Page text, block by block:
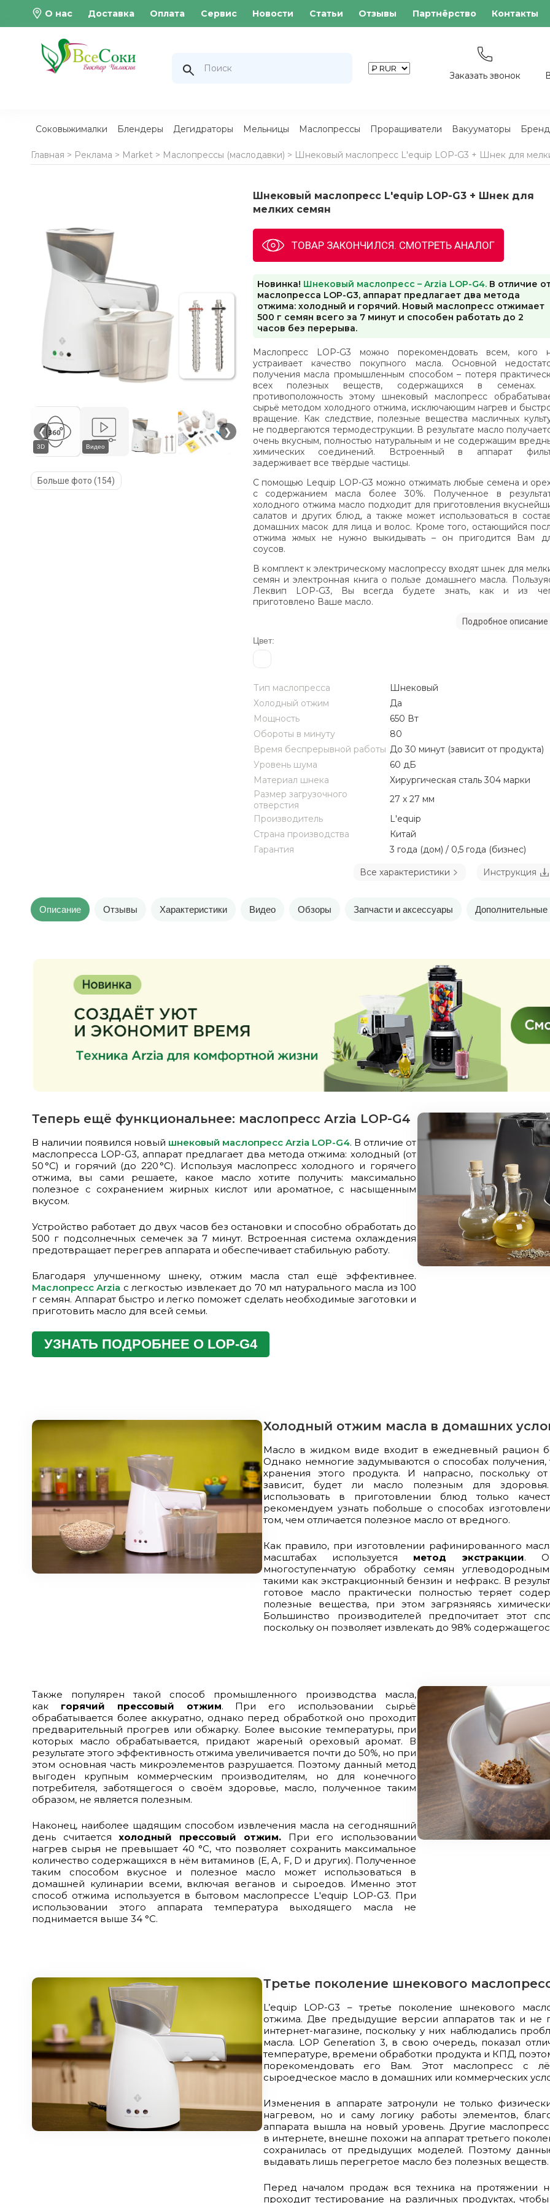
О нас Доставка Оплата Сервис Новости Статьи Отзывы Партнёрство Контакты
Заказать звонок
Соковыжималки Блендеры Дегидраторы Мельницы Маслопрессы Проращиватели Вакууматоры
Главная > Реклама > Market> Маслопрессы (маслодавки) > Шнековый маслопресс L'equip LOP-G3 + Шнек для
3D Видео
❮ ❯
Больше фото (154)
Шнековый маслопресс L'equip LOP-G3 + Шнек для
мелких семян
ТОВАР ЗАКОНЧИЛСЯ. СМОТРЕТЬ АНАЛОГ
Новинка! Шнековый маслопресс – Arzia LOP-G4.В отличие
маслопресса LOP-G3, аппарат предлагает два метода
отжима: холодный и горячий. Новый маслопресс отжимает
500 г семян всего за 7 минут и способен работать до 2
часов без перерыва.
Маслопресс LOP-G3 можно порекомендовать всем, кого
устраивает качество покупного масла. Основной
получения масла промышленным способом – потеря
всех полезных веществ, содержащихся в семенах.
противоположность этому шнековый маслопресс
сырьё методом холодного отжима, исключающим нагрев и
вращение. Как следствие, полезные вещества масличных
не подвергаются термодеструкции. В результате масло
очень вкусным, полностью натуральным и не содержащим
химических соединений. Встроенный в аппарат
задерживает все твёрдые частицы.
С помощью Lequip LOP-G3 можно отжимать любые семена и
с содержанием масла более 30%. Полученное в
холодного отжима масло подходит для приготовления
салатов и других блюд, а также может использоваться в
домашних масок для лица и волос. Кроме того, остающийся
отжима жмых не нужно выкидывать – он пригодится Вам
соусов.
В комплект к электрическому маслопрессу входят шнек для
семян и электронная книга о пользе домашнего масла.
Леквип LOP-G3, Вы всегда будете знать, как и из
приготовлено Ваше масло.
Подробное описание
Цвет:
Тип маслопресса
Шнековый
Холодный отжим
Да
Мощность
650 Вт
Обороты в минуту
80
Время беспрерывной работы До 30 минут (зависит от продукта)
Уровень шума
60 дБ
Материал шнека
Хирургическая сталь 304 марки
Размер загрузочного
отверстия
27 x 27 мм
Производитель
L'equip
Страна производства
Китай
Гарантия
3 года (дом) / 0,5 года (бизнес)
Все характеристики Инструкция
Описание Отзывы Характеристики Видео Обзоры Запчасти и аксессуары Дополнительные
Теперь ещё функциональнее: маслопресс Arzia LOP-G4
В наличии появился новый шнековый маслопресс Arzia LOP-G4. В отличие от
маслопресса LOP-G3, аппарат предлагает два метода отжима: холодный (от
50 °C) и горячий (до 220 °C). Используя маслопресс холодного и горячего
отжима, вы сами решаете, какое масло хотите получить: максимально
полезное с сохранением жирных кислот или ароматное, с насыщенным
вкусом.
Устройство работает до двух часов без остановки и способно обработать до
500 г подсолнечных семечек за 7 минут. Встроенная система охлаждения
предотвращает перегрев аппарата и обеспечивает стабильную работу.
Благодаря улучшенному шнеку, отжим масла стал ещё эффективнее.
Маслопресс Arzia с легкостью извлекает до 70 мл натурального масла из 100
г семян. Аппарат быстро и легко поможет сделать необходимые заготовки и
приготовить масло для всей семьи.
УЗНАТЬ ПОДРОБНЕЕ О LOP-G4
Холодный отжим масла в домашних
Масло в жидком виде входит в ежедневный рацион
Однако немногие задумываются о способах получения,
хранения этого продукта. И напрасно, поскольку
зависит, будет ли масло полезным для
использовать в приготовлении блюд только
рекомендуем узнать побольше о способах
том, чем отличается полезное масло от вредного.
Как правило, при изготовлении рафинированного
масштабах используется метод экстракции. Он
многоступенчатую обработку семян
такими как экстракционный бензин и нефракс. В
готовое масло практически полностью теряет
полезные вещества, при этом загрязняясь
Большинство производителей предпочитает этот
поскольку он позволяет извлекать до 98%
Также популярен такой способ промышленного производства масла,
как горячий прессовый отжим. При его использовании сырьё
обрабатывается более аккуратно, однако перед обработкой оно проходит
предварительный прогрев или обжарку. Более высокие температуры, при
которых масло обрабатывается, придают жареный ореховый аромат. В
результате этого эффективность отжима увеличивается почти до 50%, но при
этом основная часть микроэлементов разрушается. Поэтому данный метод
выгоден крупным коммерческим производителям, но для конечного
потребителя, заботящегося о своём здоровье, масло, полученное таким
образом, не является полезным.
Наконец, наиболее щадящим способом извлечения масла на сегодняшний
день считаетсяхолодный прессовый отжим. При его использовании
нагрев сырья не превышает 40 °C, что позволяет сохранить максимальное
количество содержащихся в нём витаминов (E, A, F, D и других). Полученное
таким способом вкусное и полезное масло может использоваться в
домашней кулинарии всеми, включая веганов и сыроедов. Именно этот
способ отжима используется в бытовом маслопрессе L'equip LOP-G3. При
использовании этого аппарата температура выходящего масла не
поднимается выше 34 °C.
Третье поколение шнекового
L’equip LOP-G3 – третье поколение шнекового
отжима. Две предыдущие версии аппаратов так и не
интернет-магазине, поскольку у них наблюдались
масла. LOP Generation 3, в свою очередь, показал
температуре, времени обработки продукта и КПД,
порекомендовать его Вам. Этот маслопресс с
сыроедческое масло в домашних или коммерческих
Изменения в аппарате затронули не только
нагревом, но и саму логику работы элементов,
аппарата вышла на новый уровень. Другие
в интернете, внешне похожи на аппарат третьего
сохранилась от предыдущих моделей. Поэтому
выдавать лишь перегретое масло без полезных веществ.
Перед началом продаж вся техника на протяжении
проходит тестирование на различных продуктах,